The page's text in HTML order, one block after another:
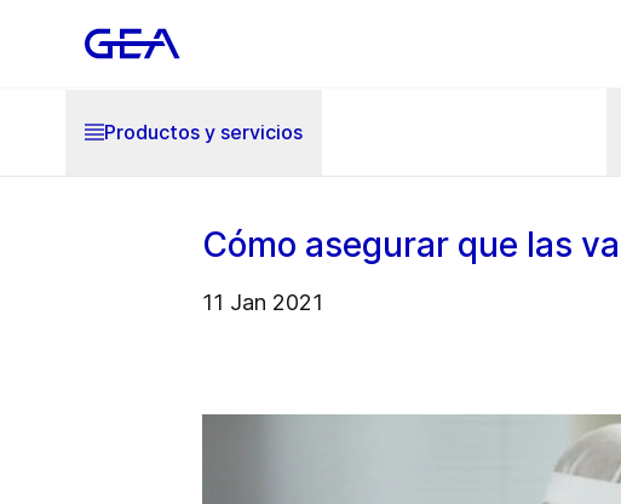
Productos y servicios
Cómo asegurar que las
11 Jan 2021